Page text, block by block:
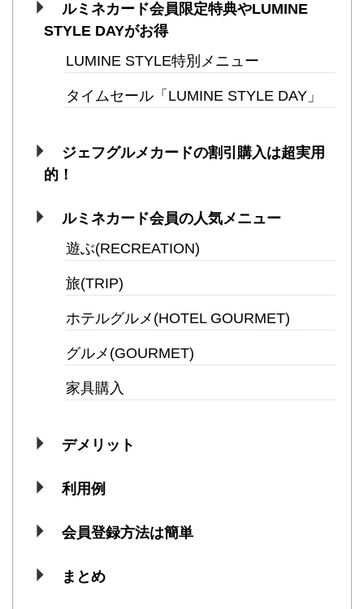
ルミネカード会員限定特典やLUMINE
STYLE DAYがお得
LUMINE STYLE特別メニュー
タイムセール「LUMINE STYLE DAY」
ジェフグルメカードの割引購入は超実用
的！
ルミネカード会員の人気メニュー
遊ぶ(RECREATION)
旅(TRIP)
ホテルグルメ(HOTEL GOURMET)
グルメ(GOURMET)
家具購入
デメリット
利用例
会員登録方法は簡単
まとめ